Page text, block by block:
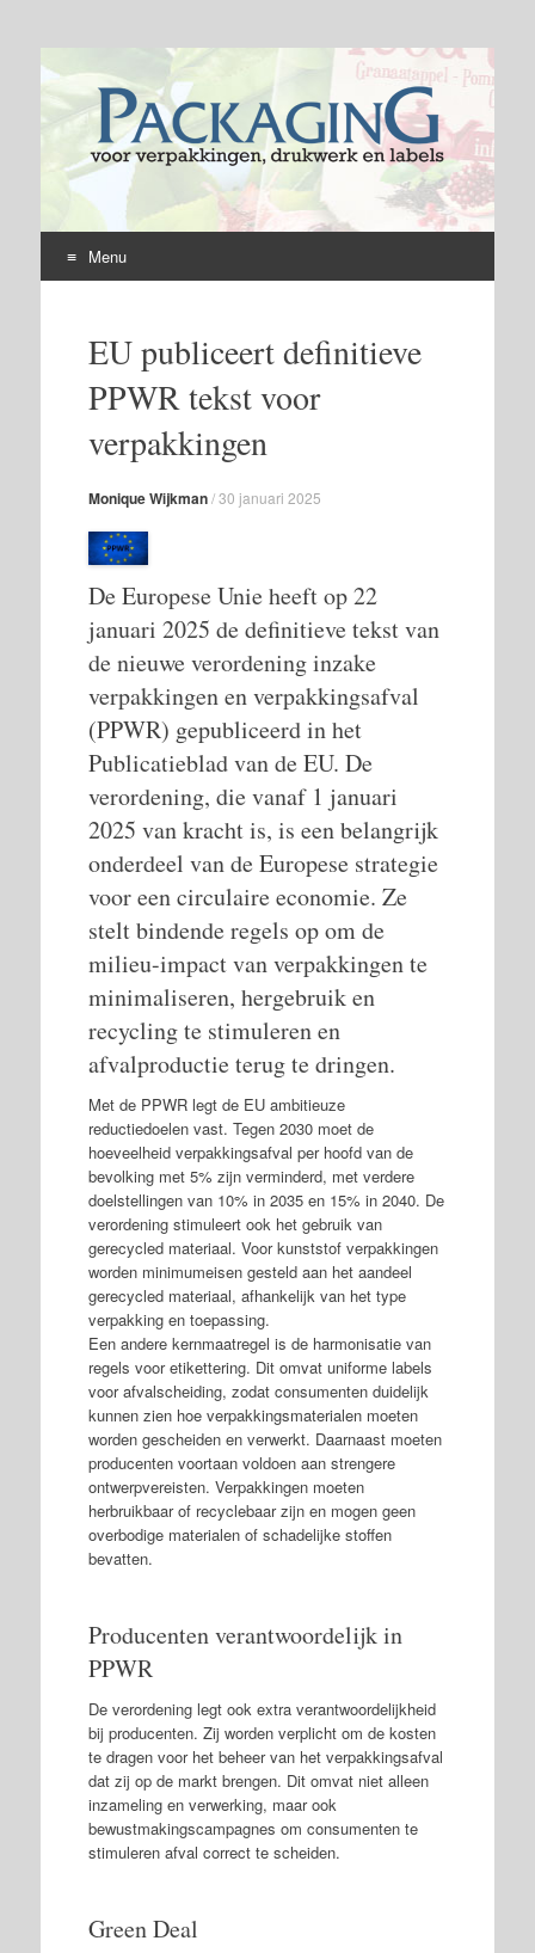
Menu
contentEU publiceert definitieve
PPWR tekst voor
verpakkingen
Monique Wijkman/30 januari 2025
De Europese Unie heeft op 22
januari 2025 de definitieve tekst van
de nieuwe verordening inzake
verpakkingen en verpakkingsafval
(PPWR) gepubliceerd in het
Publicatieblad van de EU. De
verordening, die vanaf 1 januari
2025 van kracht is, is een belangrijk
onderdeel van de Europese strategie
voor een circulaire economie. Ze
stelt bindende regels op om de
milieu-impact van verpakkingen te
minimaliseren, hergebruik en
recycling te stimuleren en
afvalproductie terug te dringen.
Met de PPWR legt de EU ambitieuze
reductiedoelen vast. Tegen 2030 moet de
hoeveelheid verpakkingsafval per hoofd van de
bevolking met 5% zijn verminderd, met verdere
doelstellingen van 10% in 2035 en 15% in 2040. De
verordening stimuleert ook het gebruik van
gerecycled materiaal. Voor kunststof verpakkingen
worden minimumeisen gesteld aan het aandeel
gerecycled materiaal, afhankelijk van het type
verpakking en toepassing.
Een andere kernmaatregel is de harmonisatie van
regels voor etikettering. Dit omvat uniforme labels
voor afvalscheiding, zodat consumenten duidelijk
kunnen zien hoe verpakkingsmaterialen moeten
worden gescheiden en verwerkt. Daarnaast moeten
producenten voortaan voldoen aan strengere
ontwerpvereisten. Verpakkingen moeten
herbruikbaar of recyclebaar zijn en mogen geen
overbodige materialen of schadelijke stoffen
bevatten.
Producenten verantwoordelijk in
PPWR
De verordening legt ook extra verantwoordelijkheid
bij producenten. Zij worden verplicht om de kosten
te dragen voor het beheer van het verpakkingsafval
dat zij op de markt brengen. Dit omvat niet alleen
inzameling en verwerking, maar ook
bewustmakingscampagnes om consumenten te
stimuleren afval correct te scheiden.
Green Deal